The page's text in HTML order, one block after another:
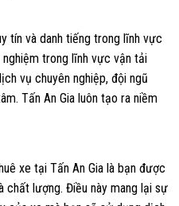
tín và danh tiếng trong lĩnh vực
trong lĩnh vực vận tải
vụ chuyên nghiệp, đội ngũ
Tấn An Gia luôn tạo ra niềm
xe tại Tấn An Gia là bạn được
chất lượng. Điều này mang lại sự